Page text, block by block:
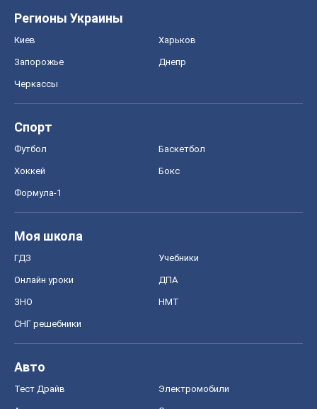
Регионы Украины
Киев Харьков
Запорожье Днепр
Черкассы
Спорт
Футбол Баскетбол
Хоккей Бокс
Формула-1
Моя школа
ГДЗ Учебники
Онлайн уроки ДПА
ЗНО НМТ
СНГ решебники
Авто
Тест Драйв Электромобили